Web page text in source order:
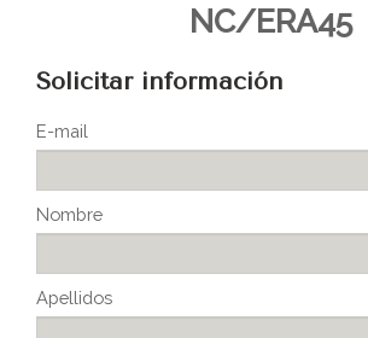
NC/ERA45
Solicitar información
E-mail
Nombre
Apellidos